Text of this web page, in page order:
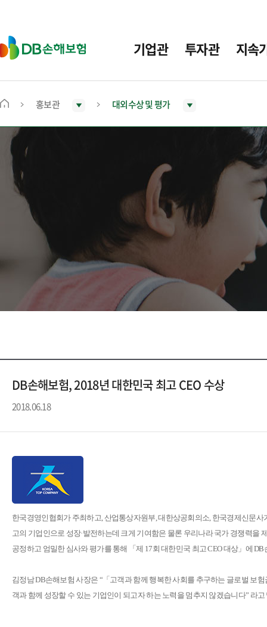
D
B
보
기업관 투자관 지속
메
홍보관 대외수상 및 평가
DB손해보험, 2018년 대한민국 최고 CEO 수상
2018.06.18
한국경영인협회가 주최하고, 산업통상자원부, 대한상공회의소, 한국경제신문
고의 기업인으로 성장·발전하는데 크게 기여함은 물론 우리나라 국가 경쟁력
공정하고 엄밀한 심사와 평가를 통해 「제 17회 대한민국 최고 CEO 대상」에
김정남 DB손해보험 사장은 “「고객과 함께 행복한 사회를 추구하는 글로벌 보
객과 함께 성장할 수 있는 기업인이 되고자 하는 노력을 멈추지 않겠습니다” 라고